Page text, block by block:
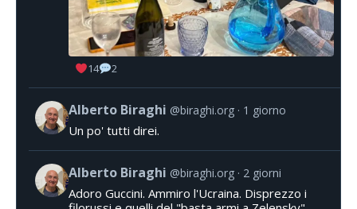
14 2
Alberto Biraghi @biraghi.org 1 giorno
Un po' tutti direi.
Alberto Biraghi @biraghi.org 2 giorni
Adoro Guccini. Ammiro l'Ucraina. Disprezzo i